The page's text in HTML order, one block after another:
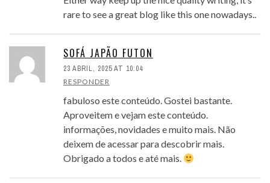
rare to see a great blog like this one nowadays..
SOFÁ JAPÃO FUTON
23 ABRIL, 2025 AT 10:04
RESPONDER
fabuloso este conteúdo. Gostei bastante.
Aproveitem e vejam este conteúdo.
informações, novidades e muito mais. Não
deixem de acessar para descobrir mais.
Obrigado a todos e até mais.